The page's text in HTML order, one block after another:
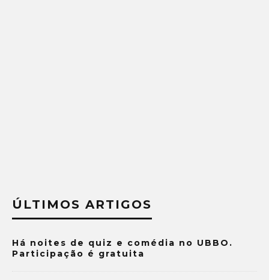
ÚLTIMOS ARTIGOS
Há noites de quiz e comédia no UBBO.
Participação é gratuita